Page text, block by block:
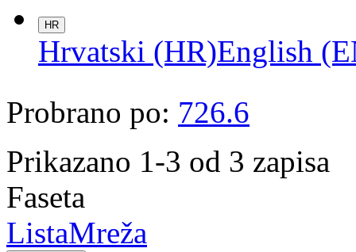
HR
Hrvatski (HR)English
Probrano po: 726.6
Prikazano 1-3 od 3 zapisa
Faseta
ListaMreža